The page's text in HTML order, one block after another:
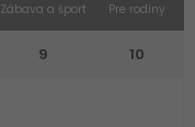
Zábava a šport
9
Pre rodiny
10